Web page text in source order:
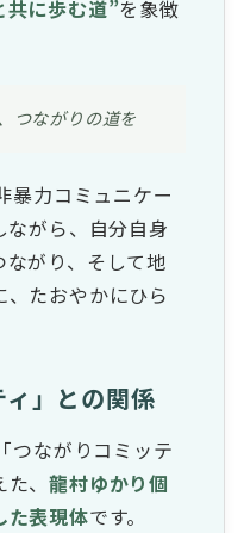
共に歩む道”を象徴
つながりの道を
力コミュニケー
ながら、自分自身
がり、そして地
たおやかにひら
ィ」との関係
つながりコミッテ
た、龍村ゆかり個
た表現体です。